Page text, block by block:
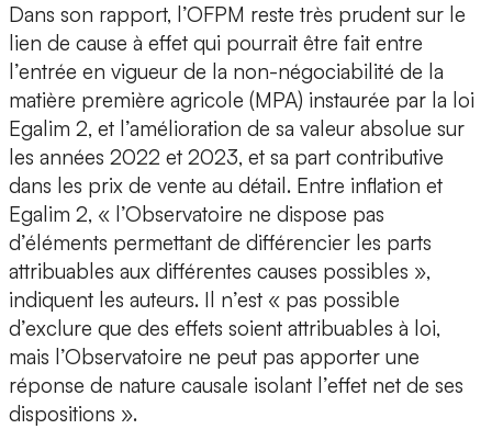
Dans son rapport, l’OFPM reste très prudent sur le
lien de cause à effet qui pourrait être fait entre
l’entrée en vigueur de la non-négociabilité de la
matière première agricole (MPA) instaurée par la loi
Egalim 2, et l’amélioration de sa valeur absolue sur
les années 2022 et 2023, et sa part contributive
dans les prix de vente au détail. Entre inflation et
Egalim 2, « l’Observatoire ne dispose pas
d’éléments permettant de différencier les parts
attribuables aux différentes causes possibles »,
indiquent les auteurs. Il n’est « pas possible
d’exclure que des effets soient attribuables à loi,
mais l’Observatoire ne peut pas apporter une
réponse de nature causale isolant l’effet net de ses
dispositions ».